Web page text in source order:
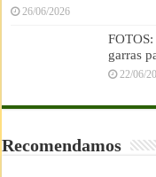
26/06/2026
garras
22/06/
Recomendamos